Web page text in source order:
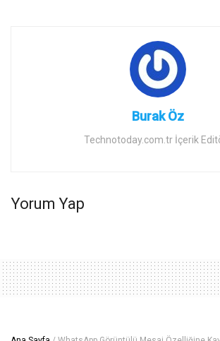
Burak Öz
Technotoday.com.tr İçerik
Yorum Yap